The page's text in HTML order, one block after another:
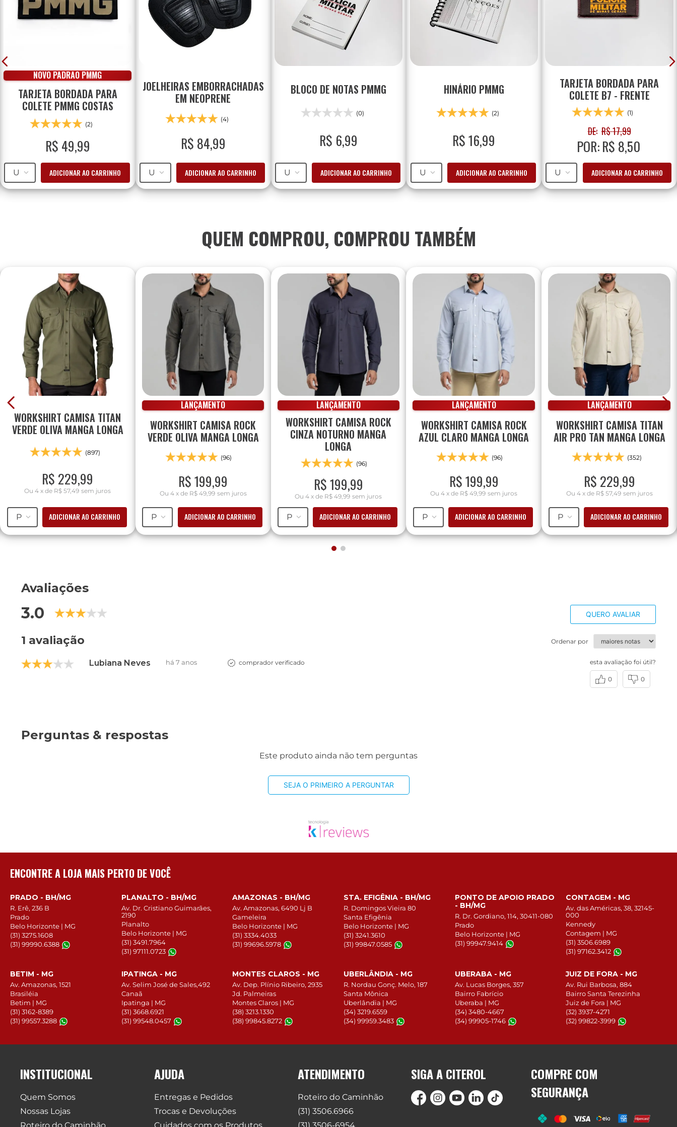
NOVO PADRÃO PMMG
TARJETA BORDADA PARA
COLETE PMMG COSTAS
(2)
R$ 49,99
U ADICIONAR AO CARRINHO
JOELHEIRAS EMBORRACHADAS
EM NEOPRENE
(4)
R$ 84,99
U ADICIONAR AO CARRINHO
BLOCO DE NOTAS PMMG
(0)
R$ 6,99
U ADICIONAR AO CARRINHO
HINÁRIO PMMG
(2)
R$16,99
U ADICIONAR AO CARRINHO
TARJETA BORDADA PARA
COLETE B7 - FRENTE
(1)
DE: R$17,99
POR:R$ 8,50
U ADICIONAR AO CARRINHO
QUEM COMPROU, COMPROU TAMBÉM
WORKSHIRT CAMISA TITAN
VERDE OLIVA MANGA LONGA
(897)
R$ 229,99
Ou4 x de R$ 57,49 sem juros
P ADICIONAR AO CARRINHO
LANÇAMENTO
WORKSHIRT CAMISA ROCK
VERDE OLIVA MANGA LONGA
(96)
R$199,99
Ou 4 xde R$ 49,99 sem juros
P ADICIONAR AO CARRINHO
LANÇAMENTO
WORKSHIRT CAMISA ROCK
CINZA NOTURNO MANGA
LONGA
(96)
R$199,99
Ou4 x de R$ 49,99 sem juros
P ADICIONAR AO CARRINHO
LANÇAMENTO
WORKSHIRT CAMISA ROCK
AZUL CLARO MANGA LONGA
(96)
R$199,99
Ou4 x de R$ 49,99 sem juros
P ADICIONAR AO CARRINHO
LANÇAMENTO
WORKSHIRT CAMISA TITAN
AIR PRO TAN MANGA LONGA
(352)
R$ 229,99
Ou 4 xde R$ 57,49 sem juros
P ADICIONAR AO CARRINHO
Avaliações
3.0 QUERO AVALIAR
1 avaliação Ordenar por
Lubiana Neves há 7 anos comprador verificado esta avaliação foi útil?
0 0
Perguntas & respostas
Este produto ainda não tem perguntas
SEJA O PRIMEIRO A PERGUNTAR
ENCONTRE A LOJA MAIS PERTO DE VOCÊ
PRADO - BH/MG
R. Erê, 236 B
Prado
Belo Horizonte | MG
(31) 3275.1608
(31) 99990.6388
PLANALTO - BH/MG
Av. Dr. Cristiano Guimarães,
2190
Planalto
Belo Horizonte | MG
(31) 3491.7964
(31) 97111.0723
AMAZONAS - BH/MG
Av. Amazonas, 6490 Lj B
Gameleira
Belo Horizonte | MG
(31) 3334.4033
(31) 99696.5978
STA. EFIGÊNIA - BH/MG
R. Domingos Vieira 80
Santa Efigênia
Belo Horizonte | MG
(31) 3241.3610
(31) 99847.0585
PONTO DE APOIO PRADO
- BH/MG
R. Dr. Gordiano, 114, 30411-080
Prado
Belo Horizonte | MG
(31) 99947.9414
CONTAGEM - MG
Av. das Américas, 38, 32145-
000
Kennedy
Contagem | MG
(31) 3506.6989
(31) 97162.3412
BETIM - MG
Av. Amazonas, 1521
Brasiléia
Betim | MG
(31) 3162-8389
(31) 99557.3288
IPATINGA - MG
Av. Selim José de Sales,492
Canaã
Ipatinga | MG
(31) 3668.6921
(31) 99548.0457
MONTES CLAROS - MG
Av. Dep. Plínio Ribeiro, 2935
Jd. Palmeiras
Montes Claros | MG
(38) 3213.1330
(38) 99845.8272
UBERLÂNDIA - MG
R. Nordau Gonç. Melo, 187
Santa Mônica
Uberlândia | MG
(34) 3219.6559
(34) 99959.3483
UBERABA - MG
Av. Lucas Borges, 357
Bairro Fabrício
Uberaba | MG
(34) 3480-4667
(34) 99905-1746
JUIZ DE FORA - MG
Av. Rui Barbosa, 884
Bairro Santa Terezinha
Juiz de Fora | MG
(32) 3937-4271
(32) 99822-3999
INSTITUCIONAL
Quem Somos
Nossas Lojas
AJUDA
Entregas e Pedidos
Trocas e Devoluções
ATENDIMENTO
Roteiro do Caminhão
(31) 3506.6966
SIGA A CITEROL
COMPRE COM
SEGURANÇA